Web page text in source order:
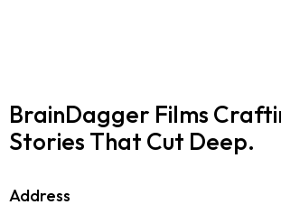
BrainDagger Films
Stories That Cut Deep.
Address